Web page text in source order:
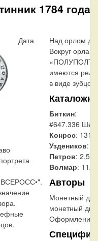
1784
Дата
Над орлом
Вокруг орла,
имеются
в виде зубцов.
Биткин:
#647.336 Шея
Конрос: 131/
Уздеников:
Петров: 2,5
Волмар: 112/
Авторы
Монетный
монетный
Оформление